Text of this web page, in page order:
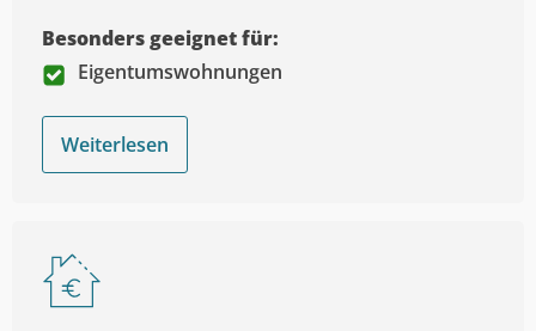
Besonders geeignet für:
Eigentumswohnungen
Weiterlesen